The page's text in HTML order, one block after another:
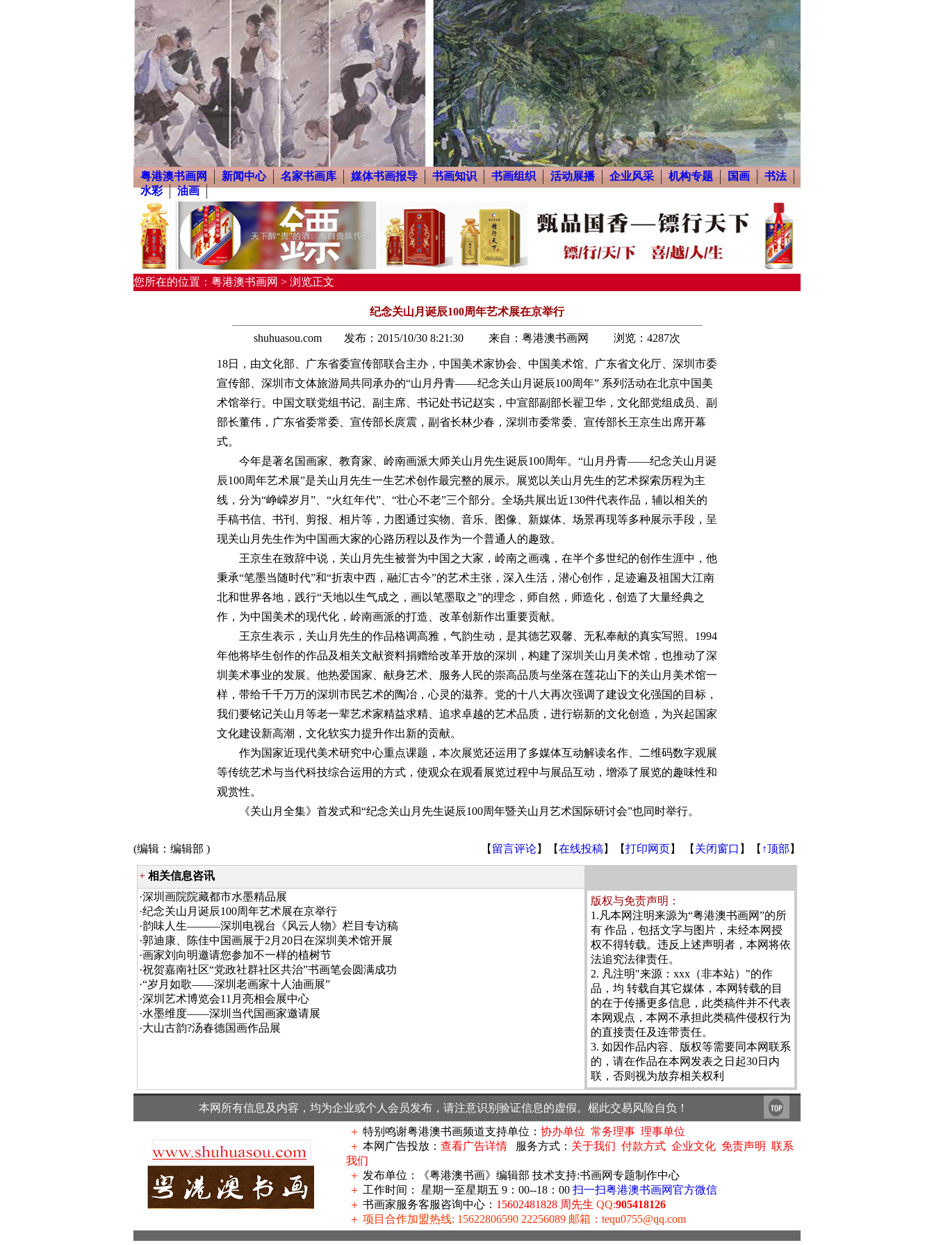
粤港澳书画网 新闻中心 名家书画库 媒体书画报导 书画知识 书画组织 活动展播 企业风采 机构专题 国画
书法
水彩
油画
您所在的位置：粤港澳书画网 > 浏览正文
纪念关山月诞辰100周年艺术展在京举行
shuhuasou.com 发布： 2015/10/30 8:21:30 来自： 粤港澳书画网 浏览： 4287次
18日，由文化部、广东省委宣传部联合主办，中国美术家协会、中国美术馆、广东省文化厅、深圳市委
宣传部、深圳市文体旅游局共同承办的“山月丹青——纪念关山月诞辰100周年” 系列活动在北京中国美
术馆举行。中国文联党组书记、副主席、书记处书记赵实，中宣部副部长翟卫华，文化部党组成员、副
部长董伟，广东省委常委、宣传部长庹震，副省长林少春，深圳市委常委、宣传部长王京生出席开幕
式。
今年是著名国画家、教育家、岭南画派大师关山月先生诞辰100周年。“山月丹青——纪念关山月诞
辰100周年艺术展”是关山月先生一生艺术创作最完整的展示。展览以关山月先生的艺术探索历程为主
线，分为“峥嵘岁月”、“火红年代”、“壮心不老”三个部分。全场共展出近130件代表作品，辅以相关的
手稿书信、书刊、剪报、相片等，力图通过实物、音乐、图像、新媒体、场景再现等多种展示手段，呈
现关山月先生作为中国画大家的心路历程以及作为一个普通人的趣致。
王京生在致辞中说，关山月先生被誉为中国之大家，岭南之画魂，在半个多世纪的创作生涯中，他
秉承“笔墨当随时代”和“折衷中西，融汇古今”的艺术主张，深入生活，潜心创作，足迹遍及祖国大江南
北和世界各地，践行“天地以生气成之，画以笔墨取之”的理念，师自然，师造化，创造了大量经典之
作，为中国美术的现代化，岭南画派的打造、改革创新作出重要贡献。
王京生表示，关山月先生的作品格调高雅，气韵生动，是其德艺双馨、无私奉献的真实写照。1994
年他将毕生创作的作品及相关文献资料捐赠给改革开放的深圳，构建了深圳关山月美术馆，也推动了深
圳美术事业的发展。他热爱国家、献身艺术、服务人民的崇高品质与坐落在莲花山下的关山月美术馆一
样，带给千千万万的深圳市民艺术的陶冶，心灵的滋养。党的十八大再次强调了建设文化强国的目标，
我们要铭记关山月等老一辈艺术家精益求精、追求卓越的艺术品质，进行崭新的文化创造，为兴起国家
文化建设新高潮，文化软实力提升作出新的贡献。
作为国家近现代美术研究中心重点课题，本次展览还运用了多媒体互动解读名作、二维码数字观展
等传统艺术与当代科技综合运用的方式，使观众在观看展览过程中与展品互动，增添了展览的趣味性和
观赏性。
《关山月全集》首发式和“纪念关山月先生诞辰100周年暨关山月艺术国际研讨会”也同时举行。
(编辑： 编辑部 ) 【 留言评论】【在线投稿】【打印网页】 【 关闭窗口 】【 ↑顶部 】
+ 相关信息咨讯
·深圳画院院藏都市水墨精品展
·纪念关山月诞辰100周年艺术展在京举行
·韵味人生———深圳电视台《风云人物》栏目专访稿
·郭迪康、陈佳中国画展于2月20日在深圳美术馆开展
·画家刘向明邀请您参加不一样的植树节
·祝贺嘉南社区“党政社群社区共治”书画笔会圆满成功
·“岁月如歌——深圳老画家十人油画展”
·深圳艺术博览会11月亮相会展中心
·水墨维度——深圳当代国画家邀请展
·大山古韵?汤春德国画作品展
版权与免责声明：
1.凡本网注明来源为“粤港澳书画网”的所
有 作品，包括文字与图片，未经本网授
权不得转载。违反上述声明者，本网将依
法追究法律责任。
2. 凡注明"来源：xxx（非本站）"的作
品，均 转载自其它媒体，本网转载的目
的在于传播更多信息，此类稿件并不代表
本网观点，本网不承担此类稿件侵权行为
的直接责任及连带责任。
3. 如因作品内容、版权等需要同本网联系
的，请在作品在本网发表之日起30日内
联，否则视为放弃相关权利
本网所有信息及内容，均为企业或个人会员发布，请注意识别验证信息的虚假。椐此交易风险自负！
＋ 特别鸣谢粤港澳书画频道支持单位： 协办单位 常务理事 理事单位
＋ 本网广告投放： 查看广告详情 服务方式： 关于我们 付款方式 企业文化 免责声明 联系
我们
＋ 发布单位：《粤港澳书画》编辑部 技术支持:书画网专题制作中心
＋ 工作时间： 星期一至星期五 9：00--18：00 扫一扫粤港澳书画网官方微信
＋ 书画家服务客服咨询中心： 15602481828 周先生 QQ:905418126
＋ 项目合作加盟热线: 15622806590 22256089 邮箱：tequ0755@qq.com